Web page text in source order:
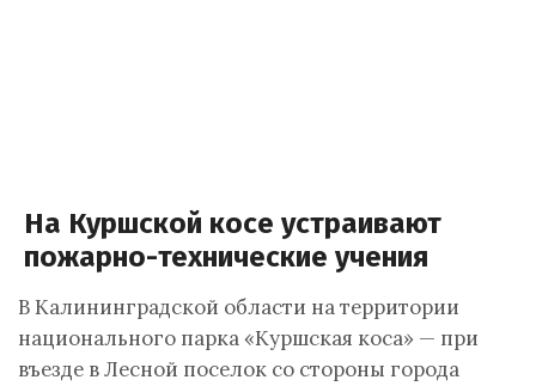
На Куршской косе устраивают
пожарно-технические учения
В Калининградской области на территории
национального парка «Куршская коса» — при
въезде в Лесной поселок со стороны города